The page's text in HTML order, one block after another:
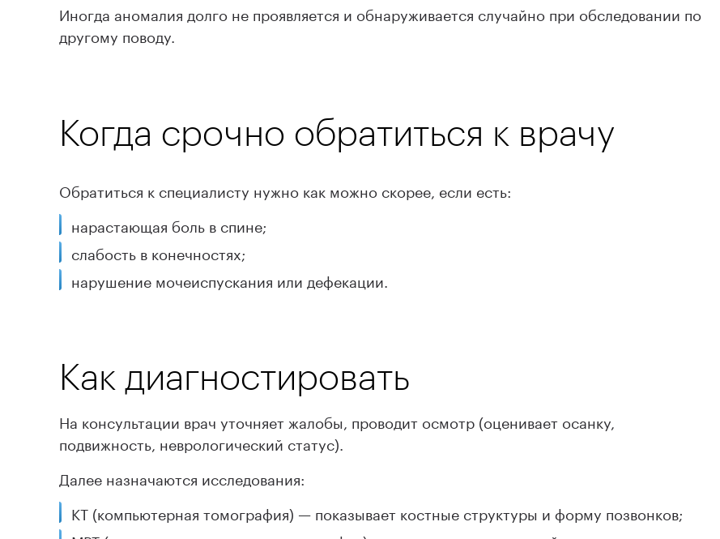
Иногда аномалия долго не проявляется и обнаруживается случайно при обследовании по
другому поводу.
Когда срочно обратиться к врачу
Обратиться к специалисту нужно как можно скорее, если есть:
нарастающая боль в спине;
слабость в конечностях;
нарушение мочеиспускания или дефекации.
Как диагностировать
На консультации врач уточняет жалобы, проводит осмотр (оценивает осанку,
подвижность, неврологический статус).
Далее назначаются исследования:
КТ (компьютерная томография) — показывает костные структуры и форму позвонков;